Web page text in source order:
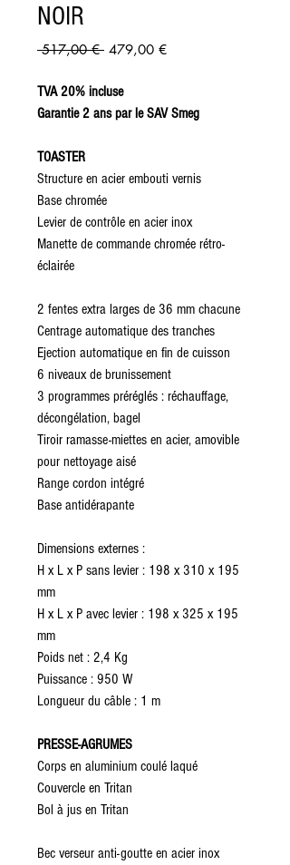
NOIR
517,00 € Prix
479,00 €Prix
TVA 20% incluse
Garantie 2 ans par le SAV Smeg
TOASTER
Structure en acier embouti vernis
Base chromée
Levier de contrôle en acier inox
Manette de commande chromée rétro-
éclairée
2 fentes extra larges de 36 mm chacune
Centrage automatique des tranches
Ejection automatique en fin de cuisson
6 niveaux de brunissement
3 programmes préréglés : réchauffage,
décongélation, bagel
Tiroir ramasse-miettes en acier, amovible
pour nettoyage aisé
Range cordon intégré
Base antidérapante
Dimensions externes :
H x L x P sans levier : 198 x 310 x 195
mm
H x L x P avec levier : 198 x 325 x 195
mm
Poids net : 2,4 Kg
Puissance : 950 W
Longueur du câble : 1 m
PRESSE-AGRUMES
Corps en aluminium coulé laqué
Couvercle en Tritan
Bol à jus en Tritan
Bec verseur anti-goutte en acier inox